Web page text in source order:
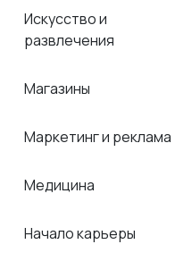
Искусство и
развлечения
Магазины
Маркетинг и реклама
Медицина
Начало карьеры